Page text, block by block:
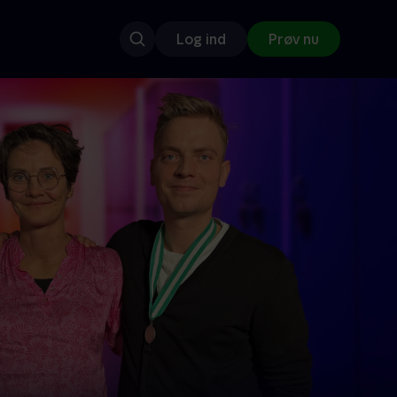
Log ind Prøv nu